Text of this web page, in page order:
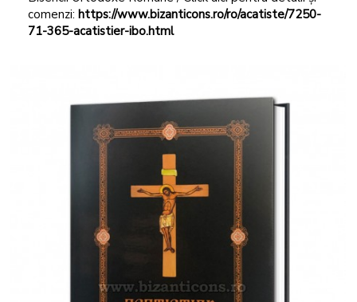
comenzi: https://www.bizanticons.ro/ro/acatiste/7250-
71-365-acatistier-ibo.html